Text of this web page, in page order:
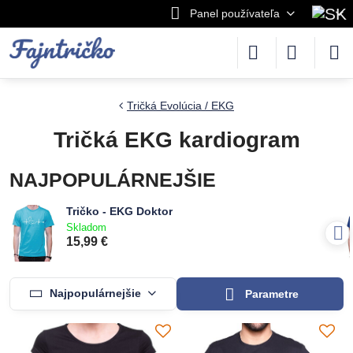
Panel používateľa
Tričká Evolúcia / EKG
Tričká EKG kardiogram
NAJPOPULÁRNEJŠIE
Tričko - EKG Doktor
Skladom
15,99 €
Najpopulárnejšie Parametre